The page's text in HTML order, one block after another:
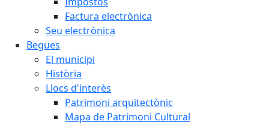
Factura electrònica
Seu electrònica
Begues
El municipi
Història
Llocs d'interès
Patrimoni arquitectònic
Mapa de Patrimoni Cultural